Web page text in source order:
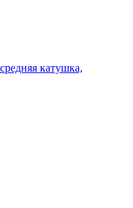
катушка,